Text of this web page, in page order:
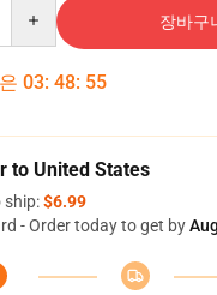
장바구
03: 48: 54
to United States
ship:$6.99
- Order today to get by